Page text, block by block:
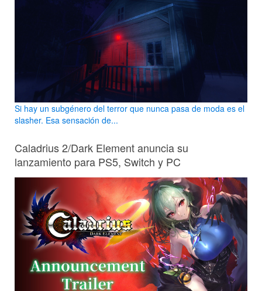
Si hay un subgénero del terror que nunca pasa de moda es el
slasher. Esa sensación de...
Caladrius 2/Dark Element anuncia su
lanzamiento para PS5, Switch y PC